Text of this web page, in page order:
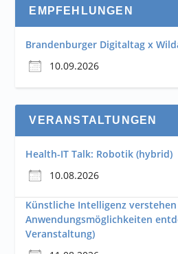
EMPFEHLUNGEN
Brandenburger Digitaltag x
10.09.2026
VERANSTALTUNGEN
Health-IT Talk: Robotik (hybrid)
10.08.2026
Künstliche Intelligenz
Anwendungsmöglichkeiten
Veranstaltung)